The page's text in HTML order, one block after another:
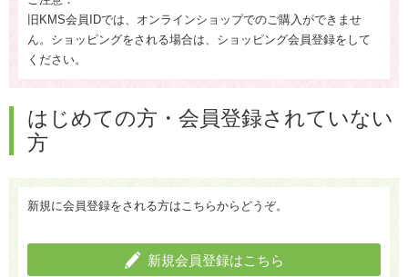
旧KMS会員IDでは、オンラインショップでのご購入ができませ
ん。ショッピングをされる場合は、ショッピング会員登録をして
ください。
はじめての方・会員登録されていない
方
新規に会員登録をされる方はこちらからどうぞ。
新規会員登録はこちら